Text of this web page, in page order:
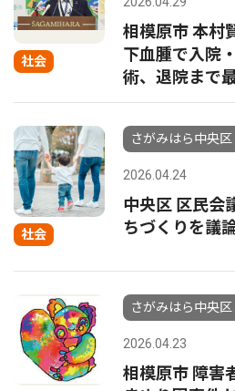
社会
相模原市 本村
下血腫で入院
術、退院まで
社会
さがみはら中央
2026.04.24
中央区 区民会
ちづくりを議
さがみはら中央
2026.04.23
相模原市 障害